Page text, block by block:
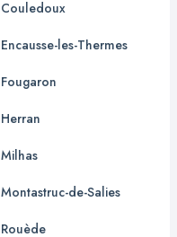
Couledoux
Encausse-les-Thermes
Fougaron
Herran
Milhas
Montastruc-de-Salies
Rouède